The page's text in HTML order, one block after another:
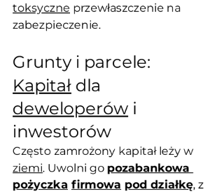
toksyczne przewłaszczenie na
zabezpieczenie.
Grunty i parcele:
Kapitał dla
deweloperów i
inwestorów
Często zamrożony kapitał leży w
ziemi. Uwolni go pozabankowa
pożyczka firmowa pod działkę, z